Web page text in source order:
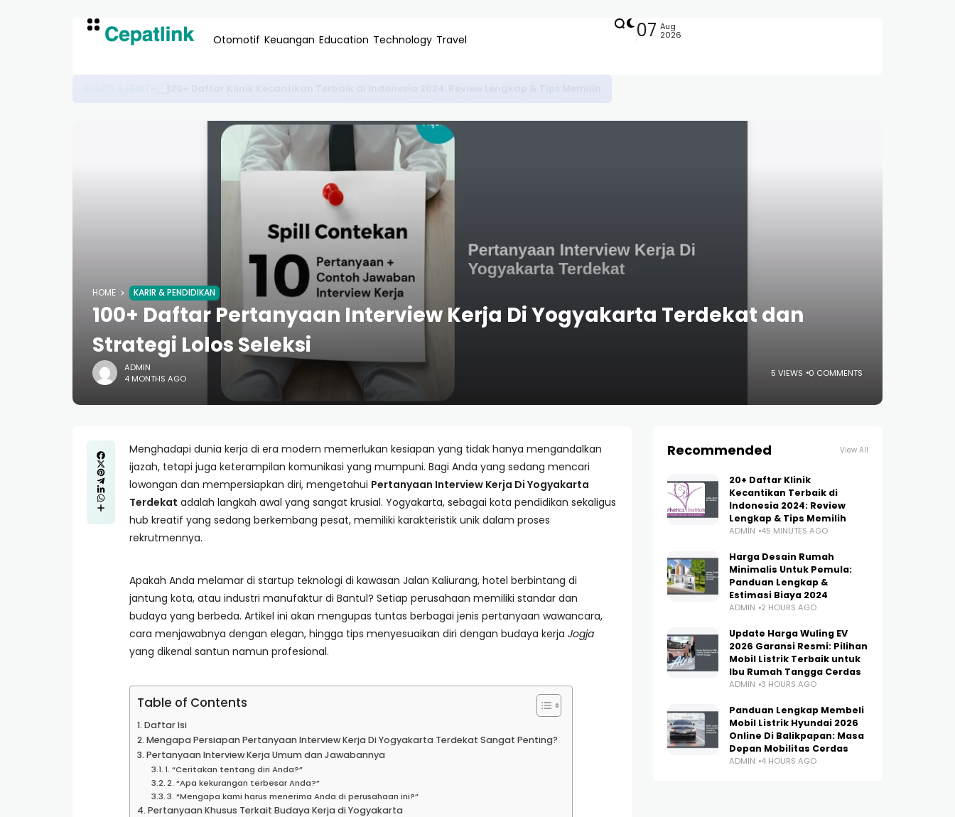
Otomotif Keuangan Education Technology Travel 07 Aug
2026
HOME KARIR & PENDIDIKAN
100+ Daftar Pertanyaan Interview Kerja Di Yogyakarta Terdekat dan
Strategi Lolos Seleksi
ADMIN
4 MONTHS AGO
5 VIEWS 0 COMMENTS
Menghadapi dunia kerja di era modern memerlukan kesiapan yang tidak hanya mengandalkan
ijazah, tetapi juga keterampilan komunikasi yang mumpuni. Bagi Anda yang sedang mencari
lowongan dan mempersiapkan diri, mengetahui Pertanyaan Interview Kerja Di Yogyakarta
Terdekat adalah langkah awal yang sangat krusial. Yogyakarta, sebagai kota pendidikan sekaligus
hub kreatif yang sedang berkembang pesat, memiliki karakteristik unik dalam proses
rekrutmennya.
Apakah Anda melamar di startup teknologi di kawasan Jalan Kaliurang, hotel berbintang di
jantung kota, atau industri manufaktur di Bantul? Setiap perusahaan memiliki standar dan
budaya yang berbeda. Artikel ini akan mengupas tuntas berbagai jenis pertanyaan wawancara,
cara menjawabnya dengan elegan, hingga tips menyesuaikan diri dengan budaya kerja Jogja
yang dikenal santun namun profesional.
Table of Contents
Daftar Isi
Mengapa Persiapan Pertanyaan Interview Kerja Di Yogyakarta Terdekat Sangat Penting?
Pertanyaan Interview Kerja Umum dan Jawabannya
1. “Ceritakan tentang diri Anda?”
2. “Apa kekurangan terbesar Anda?”
3. “Mengapa kami harus menerima Anda di perusahaan ini?”
Pertanyaan Khusus Terkait Budaya Kerja di Yogyakarta
Recommended View All
20+ Daftar Klinik
Kecantikan Terbaik di
Indonesia 2024: Review
Lengkap & Tips Memilih
ADMIN 45 MINUTES AGO
Harga Desain Rumah
Minimalis Untuk Pemula:
Panduan Lengkap &
Estimasi Biaya 2024
ADMIN 2 HOURS AGO
Update Harga Wuling EV
2026 Garansi Resmi: Pilihan
Mobil Listrik Terbaik untuk
Ibu Rumah Tangga Cerdas
ADMIN 3 HOURS AGO
Panduan Lengkap Membeli
Mobil Listrik Hyundai 2026
Online Di Balikpapan: Masa
Depan Mobilitas Cerdas
ADMIN 4 HOURS AGO